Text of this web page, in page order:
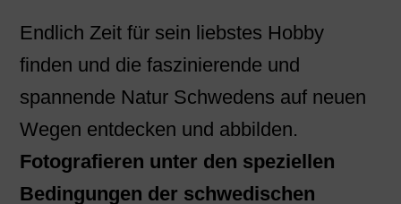
Endlich Zeit für sein liebstes Hobby
finden und die faszinierende und
spannende Natur Schwedens auf neuen
Wegen entdecken und abbilden.
Fotografieren unter den speziellen
Bedingungen der schwedischen